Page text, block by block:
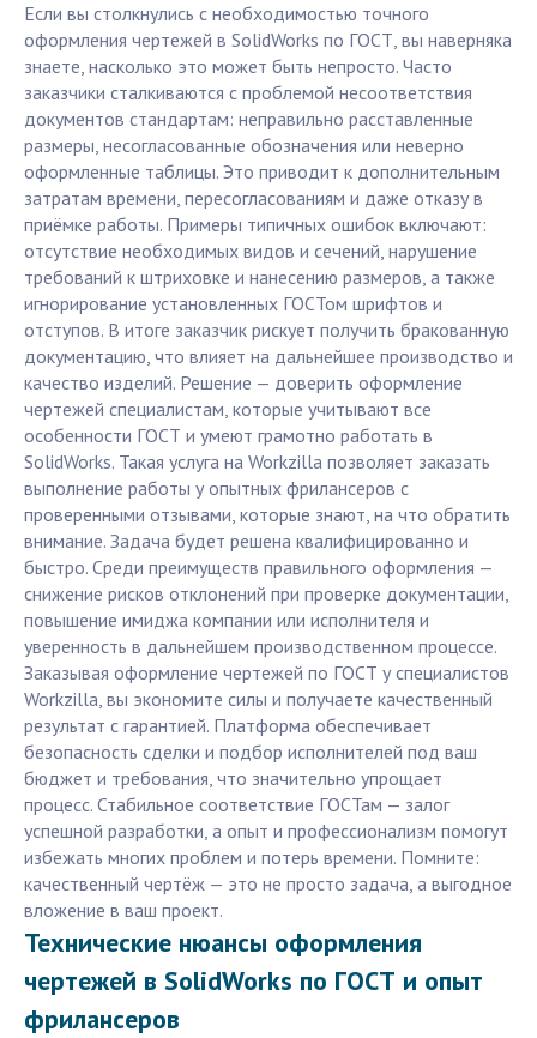
Если вы столкнулись с необходимостью точного
оформления чертежей в SolidWorks по ГОСТ, вы наверняка
знаете, насколько это может быть непросто. Часто
заказчики сталкиваются с проблемой несоответствия
документов стандартам: неправильно расставленные
размеры, несогласованные обозначения или неверно
оформленные таблицы. Это приводит к дополнительным
затратам времени, пересогласованиям и даже отказу в
приёмке работы. Примеры типичных ошибок включают:
отсутствие необходимых видов и сечений, нарушение
требований к штриховке и нанесению размеров, а также
игнорирование установленных ГОСТом шрифтов и
отступов. В итоге заказчик рискует получить бракованную
документацию, что влияет на дальнейшее производство и
качество изделий. Решение — доверить оформление
чертежей специалистам, которые учитывают все
особенности ГОСТ и умеют грамотно работать в
SolidWorks. Такая услуга на Workzilla позволяет заказать
выполнение работы у опытных фрилансеров с
проверенными отзывами, которые знают, на что обратить
внимание. Задача будет решена квалифицированно и
быстро. Среди преимуществ правильного оформления —
снижение рисков отклонений при проверке документации,
повышение имиджа компании или исполнителя и
уверенность в дальнейшем производственном процессе.
Заказывая оформление чертежей по ГОСТ у специалистов
Workzilla, вы экономите силы и получаете качественный
результат с гарантией. Платформа обеспечивает
безопасность сделки и подбор исполнителей под ваш
бюджет и требования, что значительно упрощает
процесс. Стабильное соответствие ГОСТам — залог
успешной разработки, а опыт и профессионализм помогут
избежать многих проблем и потерь времени. Помните:
качественный чертёж — это не просто задача, а выгодное
вложение в ваш проект.
Технические нюансы оформления
чертежей в SolidWorks по ГОСТ и опыт
фрилансеров